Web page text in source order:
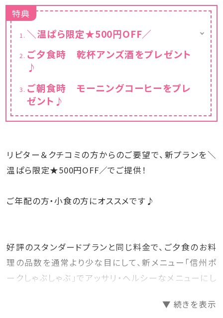
特典
＼温ぱら限定★500円OFF／
プランが、温ぱら限定500円OFF！
温ぱらからのご予約が最もお得です♪ぜひこ
ご夕食時 乾杯アンズ酒をプレゼント
♪
ご朝食時 モーニングコーヒーをプレ
ゼント♪
リピター＆クチコミの方からのご要望で、新プランを＼
温ぱら限定★500円OFF／でご提供！
ご年配の方・小食の方にオススメです♪
好評のスタンダードプランと同じ料金で、ご夕食のお料
理の品数を通常より少な目にして、新メニュー「信州ポ
ークしゃぶしゃぶ」でアッサリ・ヘルシーなメニューにし
スタンダードプランメニューをベースに、お造り等一品
▼ 続きを表示